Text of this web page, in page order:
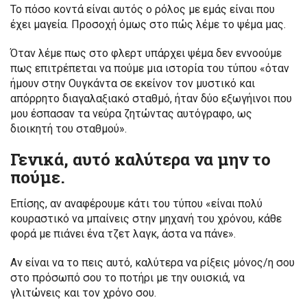
Το πόσο κοντά είναι αυτός ο ρόλος με εμάς είναι που
έχει μαγεία. Προσοχή όμως στο πώς λέμε το ψέμα μας.
Όταν λέμε πως στο φλερτ υπάρχει ψέμα δεν εννοούμε
πως επιτρέπεται να πούμε μια ιστορία του τύπου «όταν
ήμουν στην Ουγκάντα σε εκείνον τον μυστικό και
απόρρητο διαγαλαξιακό σταθμό, ήταν δύο εξωγήινοι που
μου έσπασαν τα νεύρα ζητώντας αυτόγραφο, ως
διοικητή του σταθμού».
Γενικά, αυτό καλύτερα να μην το
πούμε.
Επίσης, αν αναφέρουμε κάτι του τύπου «είναι πολύ
κουραστικό να μπαίνεις στην μηχανή του χρόνου, κάθε
φορά με πιάνει ένα τζετ λαγκ, άστα να πάνε».
Αν είναι να το πεις αυτό, καλύτερα να ρίξεις μόνος/η σου
στο πρόσωπό σου το ποτήρι με την ουισκιά, να
γλιτώνεις και τον χρόνο σου.